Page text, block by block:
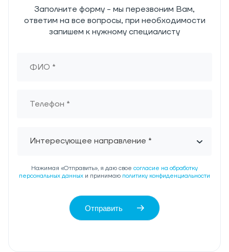
Заполните форму - мы перезвоним Вам,
ответим на все вопросы, при необходимости
запишем к нужному специалисту
Интересующее направление *
Нажимая «Отправить», я даю свое согласие на обработку
персональных данных и принимаю политику конфиденциальности
Отправить